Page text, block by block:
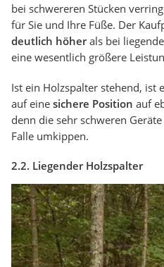
bei schwereren Stücken
für Sie und Ihre Füße. Der
deutlich höherals bei
eine wesentlich größere
Ist ein Holzspalter stehend, ist
auf eine sichere Position auf
denn die sehr schweren
Falle umkippen.
2.2. Liegender Holzspalter